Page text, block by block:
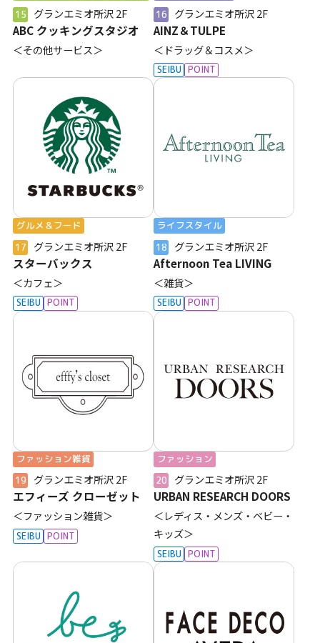
15
グランエミオ所沢 2F
ABC クッキングスタジオ
＜その他サービス＞
16
グランエミオ所沢 2F
AINZ＆TULPE
＜ドラッグ＆コスメ＞
SEIBU POINT
グルメ＆フード
17
グランエミオ所沢2F
スターバックス
＜カフェ＞
SEIBU POINT
ライフスタイル
18
グランエミオ所沢2F
Afternoon Tea LIVING
＜雑貨＞
SEIBU POINT
ファッション雑貨
19
グランエミオ所沢2F
エフィーズ クローゼット
＜ファッション雑貨＞
SEIBU POINT
ファッション
20
グランエミオ所沢2F
URBAN RESEARCH DOORS
＜レディス・メンズ・ベビー・
キッズ＞
SEIBU POINT